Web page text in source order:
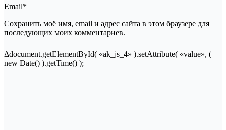
Email*
Сохранить моё имя, email и адрес сайта в этом браузере для
последующих моих комментариев.
Δdocument.getElementById( «ak_js_4» ).setAttribute( «value», (
new Date() ).getTime() );